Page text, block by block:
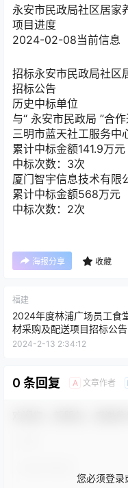
永安市民政局社区居家
项目进度
2024-02-08当前信息
招标永安市民政局社区
招标公告
历史中标单位
与“ 永安市民政局 ”合
三明市蓝天社工服务中
累计中标金额141.9万元
中标次数：3次
厦门智宇信息技术有限
累计中标金额568万元
中标次数：2次
海报分享 收藏
福建
2024年度林浦广场员工食
材采购及配送项目招标公告
2024-2-13 2:34:12
0 条回复 A 文章作者
您必须登录